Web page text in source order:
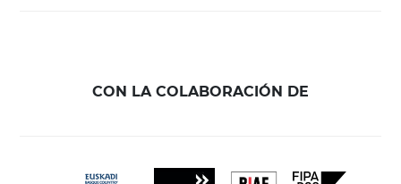
CON LA COLABORACIÓN DE